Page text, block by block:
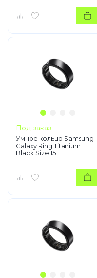
Под заказ
Умное кольцо Samsung
Galaxy Ring Titanium
Black Size 15